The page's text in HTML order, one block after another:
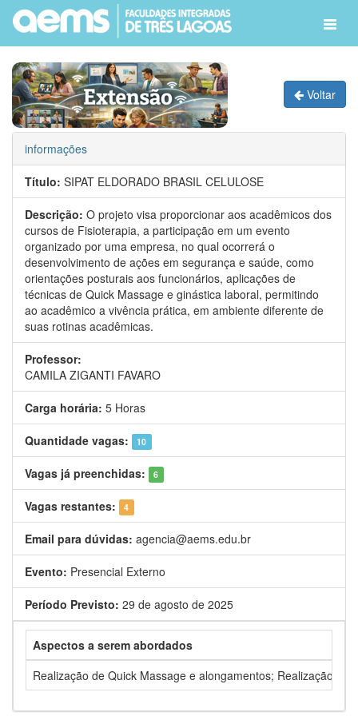
Voltar
informações
Título: SIPAT ELDORADO BRASIL CELULOSE
Descrição: O projeto visa proporcionar aos acadêmicos dos
cursos de Fisioterapia, a participação em um evento
organizado por uma empresa, no qual ocorrerá o
desenvolvimento de ações em segurança e saúde, como
orientações posturais aos funcionários, aplicações de
técnicas de Quick Massage e ginástica laboral, permitindo
ao acadêmico a vivência prática, em ambiente diferente de
suas rotinas acadêmicas.
Professor:
CAMILA ZIGANTI FAVARO
Carga horária: 5 Horas
Quantidade vagas: 10
Vagas já preenchidas: 6
Vagas restantes: 4
Email para dúvidas: agencia@aems.edu.br
Evento: Presencial Externo
Período Previsto: 29 de agosto de 2025
Aspectos a serem abordados
Realização de Quick Massage e alongamentos; Realização de